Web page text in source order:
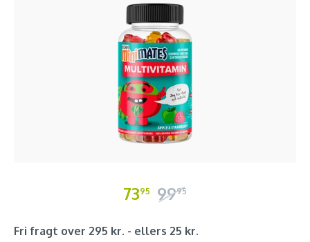
Spring over billedgalleri
7395 9995
Fri fragt over 295 kr. - ellers 25 kr.